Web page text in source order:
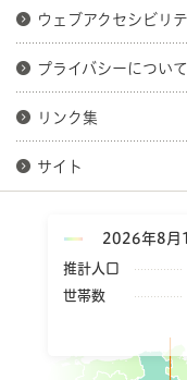
ウェブアクセシビリ
プライバシーについて
リンク集
サイト
2026年8月
推計人口
世帯数